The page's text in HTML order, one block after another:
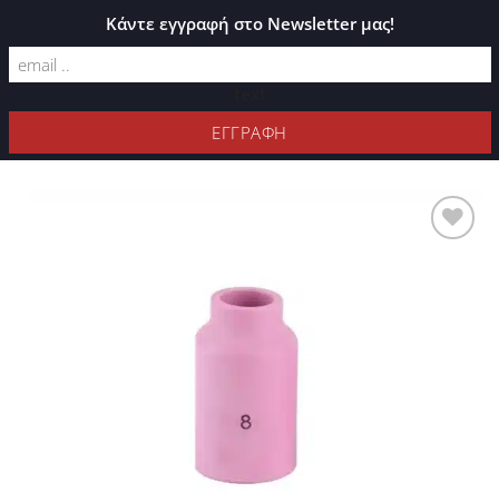
ΚΑΤΆΛΟΓΟΣ PLEXIGLASS
ΦΊΛΤΡΑ
Κάντε εγγραφή στο Newsletter μας!